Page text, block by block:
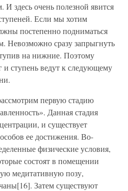
И здесь очень полезной явится
Если мы хотим
постепенно подниматься
Невозможно сразу запрыгнуть
на нижние. Поэтому
ступень ведут к следующему
первую стадию
Данная стадия
и существует
ее достижения. Во-
физические условия,
состоят в помещении
медитативную позу,
Затем существуют